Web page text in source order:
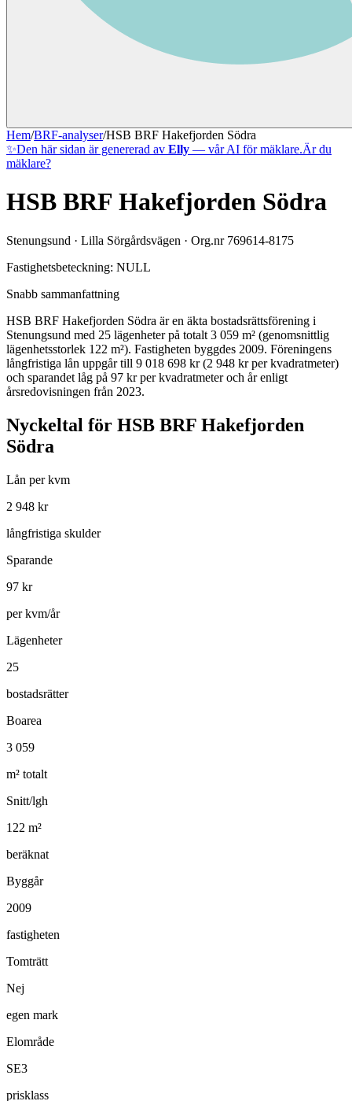
Hem/BRF-analyser/HSB BRF Hakefjorden Södra
✨Den här sidan är genererad av Elly — vår AI för mäklare.Är du
mäklare?
HSB BRF Hakefjorden Södra
Stenungsund · Lilla Sörgårdsvägen · Org.nr 769614-8175
Fastighetsbeteckning: NULL
Snabb sammanfattning
HSB BRF Hakefjorden Södra är en äkta bostadsrättsförening i
Stenungsund med 25 lägenheter på totalt 3 059 m² (genomsnittlig
lägenhetsstorlek 122 m²). Fastigheten byggdes 2009. Föreningens
långfristiga lån uppgår till 9 018 698 kr (2 948 kr per kvadratmeter)
och sparandet låg på 97 kr per kvadratmeter och år enligt
årsredovisningen från 2023.
Nyckeltal för HSB BRF Hakefjorden
Södra
Lån per kvm
2 948 kr
långfristiga skulder
Sparande
97 kr
per kvm/år
Lägenheter
25
bostadsrätter
Boarea
3 059
m² totalt
Snitt/lgh
122 m²
beräknat
Byggår
2009
fastigheten
Tomträtt
Nej
egen mark
Elområde
SE3
prisklass